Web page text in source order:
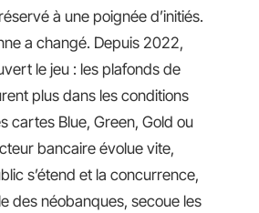
à une poignée d’initiés.
a changé. Depuis 2022,
le jeu : les plafonds de
plus dans les conditions
cartes Blue, Green, Gold ou
bancaire évolue vite,
s’étend et la concurrence,
des néobanques, secoue les